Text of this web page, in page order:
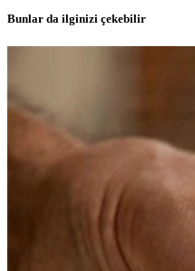
Bunlar da ilginizi çekebilir